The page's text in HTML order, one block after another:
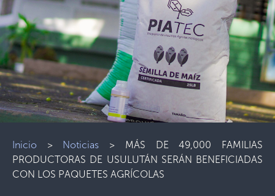
Inicio > Noticias > MÁS DE 49,000 FAMILIAS
PRODUCTORAS DE USULUTÁN SERÁN BENEFICIADAS
CON LOS PAQUETES AGRÍCOLAS